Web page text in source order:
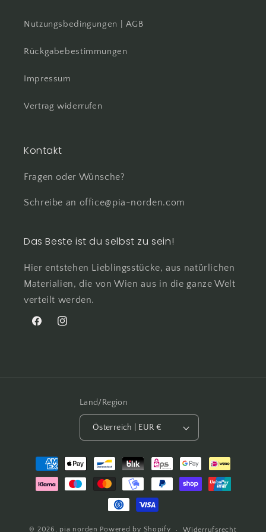
Nutzungsbedingungen | AGB
Rückgabebestimmungen
Impressum
Vertrag widerrufen
Kontakt
Fragen oder Wünsche?
Schreibe an office@pia-norden.com
Das Beste ist du selbst zu sein!
Hier entstehen Lieblingsstücke, aus natürlichen
Materialien, die von Wien aus in die ganze Welt
verteilt werden.
FacebookInstagram
Land/Region
Österreich | EUR €
Zahlungsmethoden
© 2026, pia norden Powered by Shopify Widerrufsrecht